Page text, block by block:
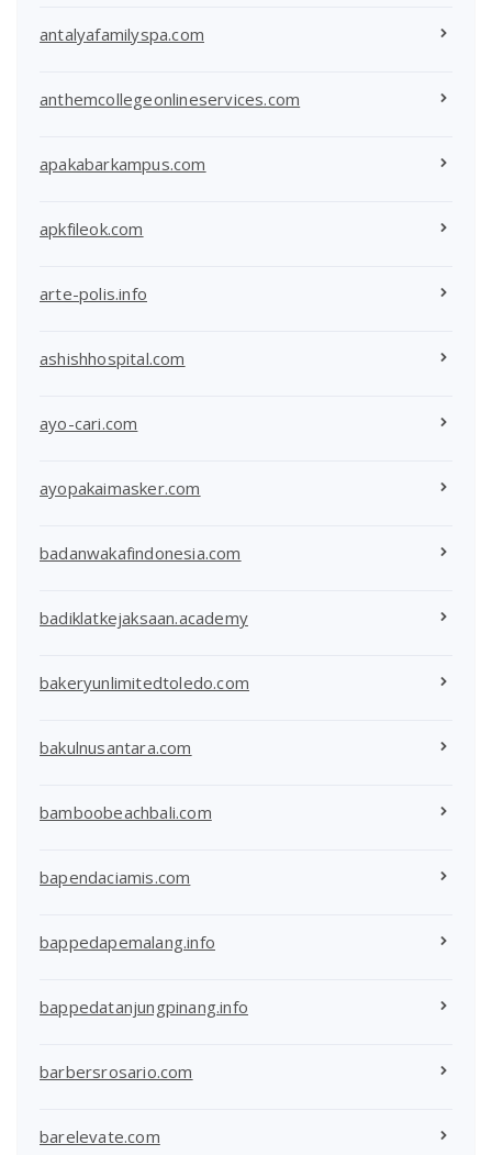
antalyafamilyspa.com
anthemcollegeonlineservices.com
apakabarkampus.com
apkfileok.com
arte-polis.info
ashishhospital.com
ayo-cari.com
ayopakaimasker.com
badanwakafindonesia.com
badiklatkejaksaan.academy
bakeryunlimitedtoledo.com
bakulnusantara.com
bamboobeachbali.com
bapendaciamis.com
bappedapemalang.info
bappedatanjungpinang.info
barbersrosario.com
barelevate.com